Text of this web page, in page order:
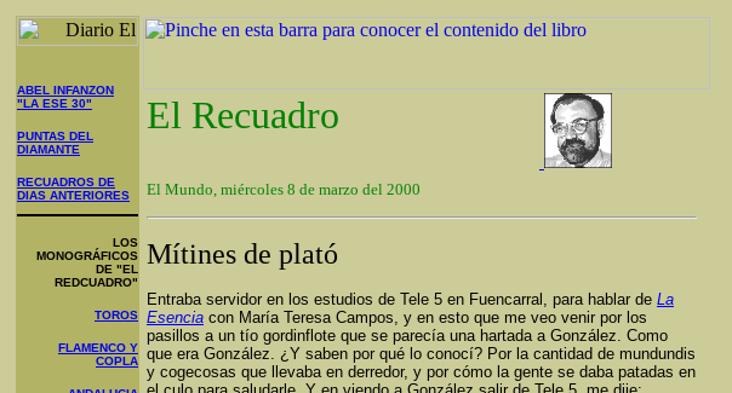
ABEL INFANZON
"LA ESE 30"
PUNTAS DEL
DIAMANTE
RECUADROS DE
DIAS ANTERIORES
LOS
MONOGRÁFICOS
DE "EL
REDCUADRO"
TOROS
FLAMENCO Y
COPLA
El Recuadro
El Mundo, miércoles 8 de marzo del 2000
Mítines de plató
Entraba servidor en los estudios de Tele 5 en Fuencarral, para hablar de La
Esencia con María Teresa Campos, y en esto que me veo venir por los
pasillos a un tío gordinflote que se parecía una hartada a González. Como
que era González. ¿Y saben por qué lo conocí? Por la cantidad de mundundis
y cogecosas que llevaba en derredor, y por cómo la gente se daba patadas en